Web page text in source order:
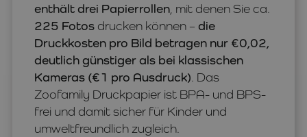
enthält drei Papierrollen, mit denen Sie ca.
225 Fotos drucken können – die
Druckkosten pro Bild betragen nur €0,02,
deutlich günstiger als bei klassischen
Kameras (€1 pro Ausdruck). Das
Zoofamily Druckpapier ist BPA- und BPS-
frei und damit sicher für Kinder und
umweltfreundlich zugleich.